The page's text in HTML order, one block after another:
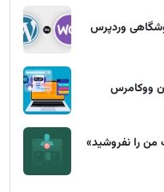
وردپرس
را نفروشید»